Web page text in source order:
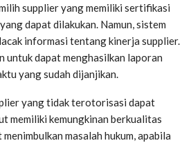
supplier yang memiliki sertifikasi
dapat dilakukan. Namun, sistem
informasi tentang kinerja supplier.
untuk dapat menghasilkan laporan
yang sudah dijanjikan.
yang tidak terotorisasi dapat
memiliki kemungkinan berkualitas
masalah hukum, apabila